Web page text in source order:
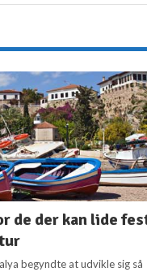
de der kan lide
begyndte at udvikle sig så